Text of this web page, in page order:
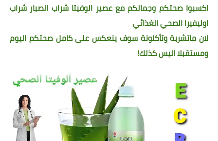
اكسبوا صحتكم وجمالكم مع عصير الوفيتا شراب الصبار شراب
اوليفيرا الصحي الغذائي
لان ماتشربة وتأكلونة سوف ينعكس على كامل صحتكم اليوم
ومستقبلا اليس كذلك!